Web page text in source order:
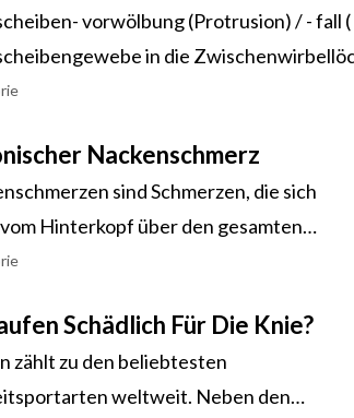
vorwölbung (Protrusion) / - fall
in die
Psychiatrie Synonyme:
Nackenschmerz
sind Schmerzen, die sich
Hinterkopf über den gesamten
Arm-Bereich erstrecken. Sie sind
differenzierbar.
Schädlich Für Die Knie?
zählt zu den beliebtesten
weltweit. Neben den